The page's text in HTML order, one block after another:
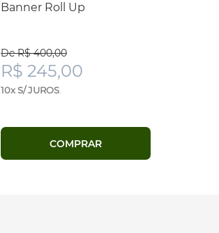
Banner Roll Up
De R$ 400,00
R$ 245,00
10x S/ JUROS
COMPRAR